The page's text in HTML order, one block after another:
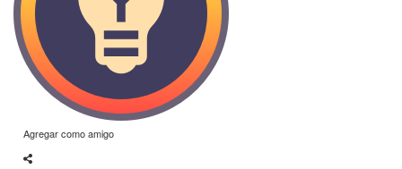
Agregar como amigo